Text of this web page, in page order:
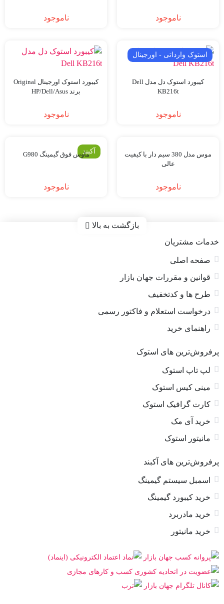
ناموجود ناموجود
استوک وارداتی - اورجینال
کیبورد استوک دل مدل Dell
KB216t
ناموجود
کیبورد استوک اورجینال Original
برند HP/Dell/Asus
ناموجود
موس مدل 380 سیم دار با کیفیت
عالی
ناموجود
آکبند
ماوس فوق گیمینگ G980
ناموجود
بازگشت به بالا
خدمات مشتریان
صفحه اصلی
قوانین و مقررات جهان بازار
طرح ها و کدتخفیف
درخواست استعلام و فاکتور رسمی
راهنمای خرید
پرفروش‌ترین های استوک
لپ تاپ استوک
مینی کیس استوک
کارت گرافیک استوک
خرید آی مک
مانیتور استوک
پرفروش‌ترین های آکبند
اسمبل سیستم گیمینگ
خرید کیبورد گیمینگ
خرید مادربرد
خرید مانیتور